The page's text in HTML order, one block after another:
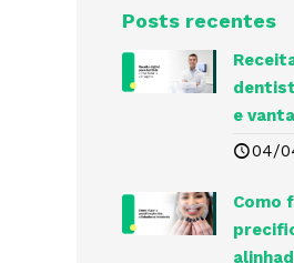
Posts recentes
e
04/
Como